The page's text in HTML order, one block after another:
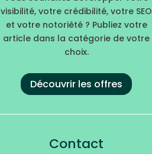
visibilité, votre crédibilité, votre SEO
et votre notoriété ? Publiez votre
article dans la catégorie de votre
choix.
Découvrir les offres
Contact